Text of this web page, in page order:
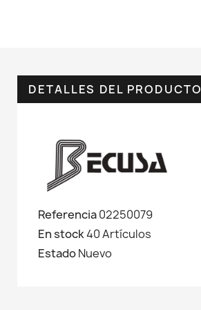
DETALLES DEL PRODUCTO
Referencia02250079
En stock40 Artículos
EstadoNuevo